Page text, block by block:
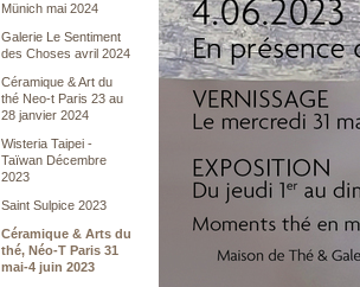
Münich mai 2024
Galerie Le Sentiment
des Choses avril 2024
Céramique & Art du
thé Neo-t Paris 23 au
28 janvier 2024
Wisteria Taipei -
Taïwan Décembre
2023
Saint Sulpice 2023
Céramique & Arts du
thé, Néo-T Paris 31
mai-4 juin 2023